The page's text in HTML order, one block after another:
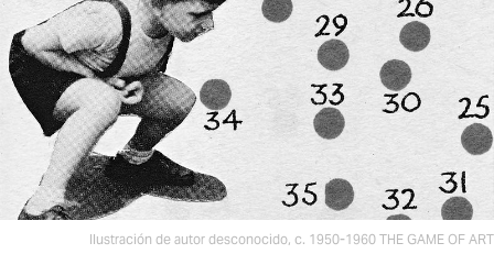
Ilustración de autor desconocido, c. 1950-1960THE GAME OF ART